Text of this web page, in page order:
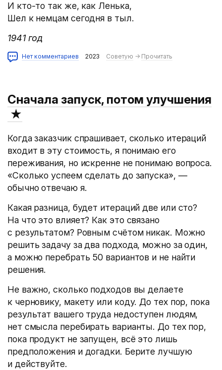
И кто-то так же, как Ленька,
Шел к немцам сегодня в тыл.
1941 год
Нет комментариев 2023 Советую → Прочитать
Сначала запуск, потом улучшения
★
Когда заказчик спрашивает, сколько итераций
входит в эту стоимость, я понимаю его
переживания, но искренне не понимаю вопроса.
«Сколько успеем сделать до запуска», —
обычно отвечаю я.
Какая разница, будет итераций две или сто?
На что это влияет? Как это связано
с результатом? Ровным счётом никак. Можно
решить задачу за два подхода, можно за один,
а можно перебрать 50 вариантов и не найти
решения.
Не важно, сколько подходов вы делаете
к черновику, макету или коду. До тех пор, пока
результат вашего труда недоступен людям,
нет смысла перебирать варианты. До тех пор,
пока продукт не запущен, всё это лишь
предположения и догадки. Берите лучшую
и действуйте.